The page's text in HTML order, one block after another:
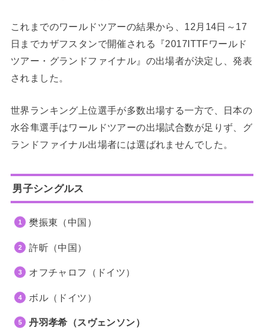
これまでのワールドツアーの結果から、12月14日～17
日までカザフスタンで開催される『2017ITTFワールド
ツアー・グランドファイナル』の出場者が決定し、発表
されました。
世界ランキング上位選手が多数出場する一方で、日本の
水谷隼選手はワールドツアーの出場試合数が足りず、グ
ランドファイナル出場者には選ばれませんでした。
男子シングルス
樊振東（中国）
許昕（中国）
オフチャロフ（ドイツ）
ボル（ドイツ）
丹羽孝希（スヴェンソン）